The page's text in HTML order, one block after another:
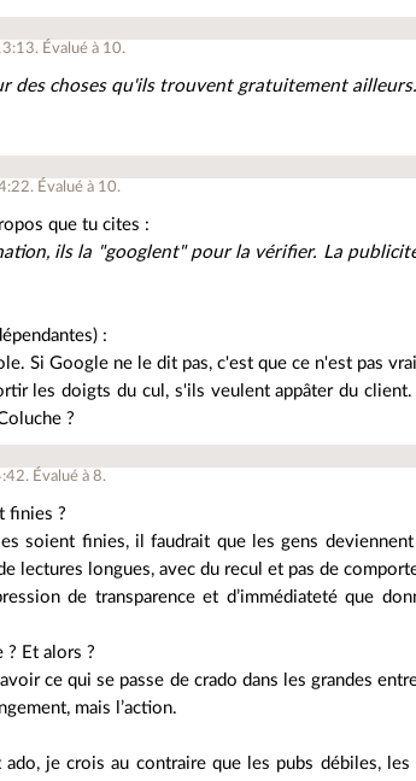
. Évalué à 10.
des choses qu'ils trouvent gratuitement ailleurs.
. Évalué à 10.
que tu cites :
ils la "googlent" pour la vérifier. La
:
Si Google ne le dit pas, c'est que ce n'est pas
les doigts du cul, s'ils veulent appâter du
?
. Évalué à8.
finies ?
soient finies, il faudrait que les gens
lectures longues, avec du recul et pas de
de transparence et d’immédiateté que
? Et alors ?
ce qui se passe de crado dans les grandes
mais l’action.
je crois au contraire que les pubs débiles,